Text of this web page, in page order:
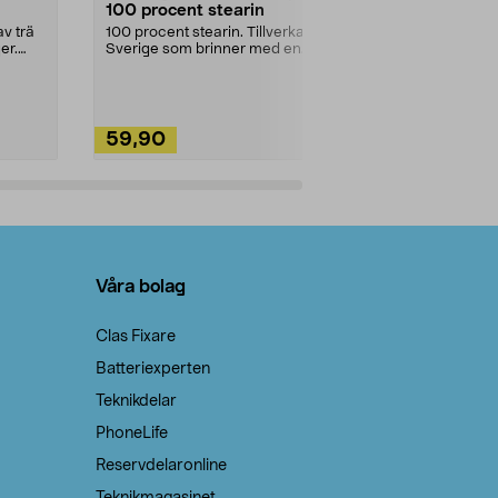
trä
100 procent stearin
100 procent stearin. Tillverkade i
Sverige som brinner med en
59,90
Våra bolag
Clas Fixare
Batteriexperten
Teknikdelar
PhoneLife
Reservdelaronline